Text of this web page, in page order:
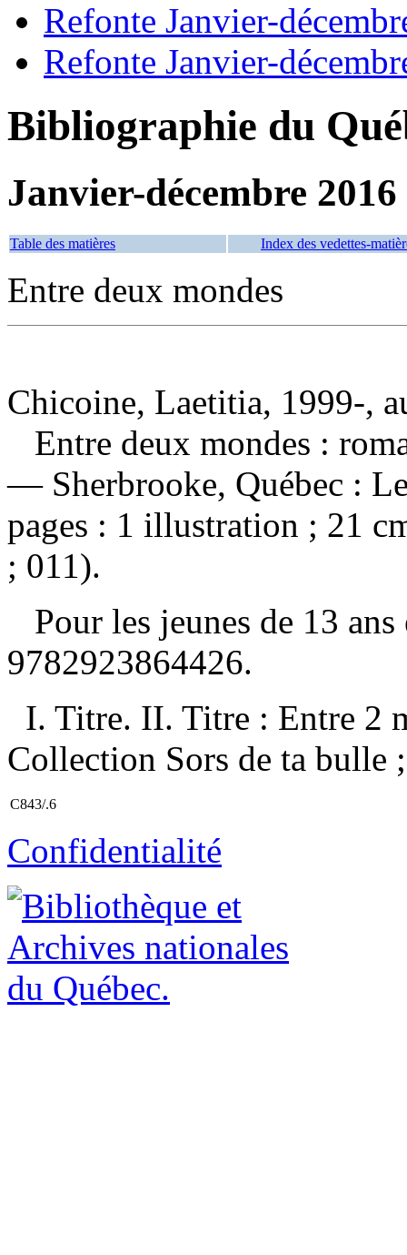
Refonte Janvier-
Refonte Janvier-
Bibliographie du
Janvier-décembre 2016
Table des matières Index des vedettes-
Entre deux mondes
Chicoine, Laetitia, 1999-,
Entre deux mondes :
— Sherbrooke, Québec :
pages : 1 illustration ; 21
; 011).
Pour les jeunes de 13
9782923864426.
I. Titre. II. Titre : Entre 2
Collection Sors de ta bulle
C843/.6
Confidentialité